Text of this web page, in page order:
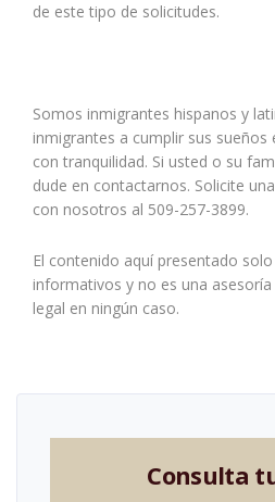
de este tipo de solicitudes.
Somos inmigrantes hispanos y
inmigrantes a cumplir sus sueños
con tranquilidad. Si usted o su
dude en contactarnos. Solicite
con nosotros al 509-257-3899.
El contenido aquí presentado
informativos y no es una
legal en ningún caso.
Consulta